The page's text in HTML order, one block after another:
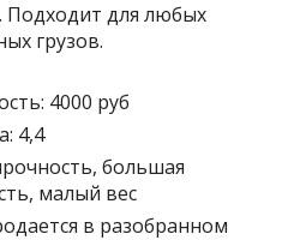
Подходит для любых
грузов.
4000 руб
4,4
большая
малый вес
в разобранном